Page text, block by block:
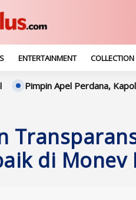
ENTERTAINMENT COLLECTION
Perdana, Kapolres Sidrap
di Monev